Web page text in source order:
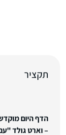
תקציר
הדף היום
– וארט גולד